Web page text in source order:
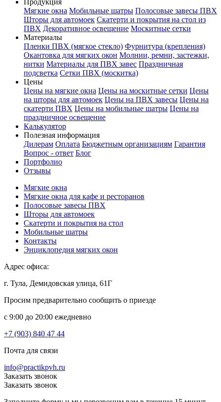
Мягкие окна Мобильные шатры Полосовые завесы ПВХ
Шторы для автомоек Скатерти и покрытия на стол из
ПВХ Декоративное освещение Москитные сетки
Материалы
Пленки ПВХ (мягкое стекло) Фурнитура (крепления)
Окантовка для мягких окон Молнии, ремни, застежки,
нитки Материалы для ПВХ завес Праздничная
подсветка Сетки ПВХ (москитка)
Цены
Цены на мягкие окна Цены на москитные сетки Цены
на шторы для автомоек Цены на ПВХ завесы Цены на
скатерти ПВХ Цены на мобильные шатры Цены на
праздничное освещение
Калькулятор
Полезная информация
Дилерам Оплата Бюджетным организациям Гарантия
Вопрос - ответ Блог
Портфолио
Отзывы
Мягкие окна
Мягкие окна для кафе и ресторанов
Полосовые завесы ПВХ
Шторы для автомоек
Скатерти и покрытия на стол
Мобильные шатры
Контакты
Энциклопедия мягких окон
Адрес офиса:
г. Тула, Демидовская улица, 61Г
Просим предварительно сообщить о приезде
c 9:00 до 20:00 ежедневно
+7 (903) 840 47 44
Почта для связи
info@practikpvh.ru
Заказать звонок
Заказать звонок